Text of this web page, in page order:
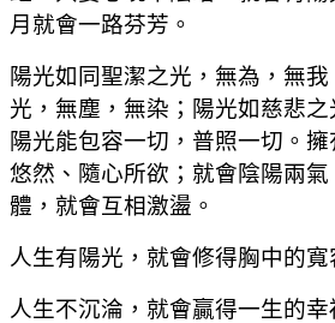
月就會一路芬芳。
陽光如同聖潔之光，無為，無
光，無塵，無染；陽光如慈悲之
陽光能包容一切，普照一切。
悠然、隨心所欲；就會陰陽兩
體，就會互相激盪。
人生有陽光，就會修得胸中的寬
人生不沉淪，就會贏得一生的幸